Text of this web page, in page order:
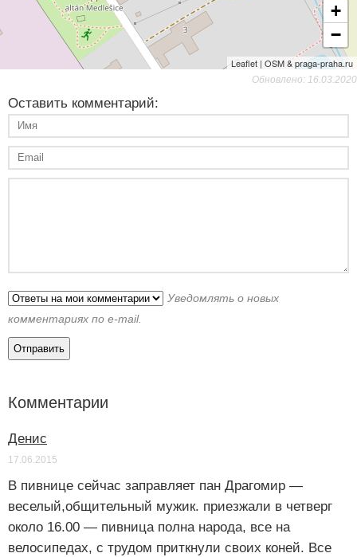
+
−
Leaflet | OSM & praga-praha.ru
Обновлено: 16.03.2020
Оставить комментарий:
Уведомлять о новых
комментариях по e-mail.
Комментарии
Денис
17.06.2015
В пивнице сейчас заправляет пан Драгомир —
веселый,общительный мужик. приезжали в четверг
около 16.00 — пивница полна народа, все на
велосипедах, с трудом приткнули своих коней. Все